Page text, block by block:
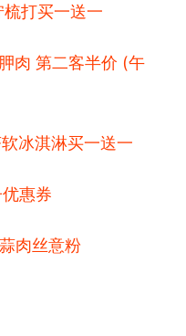
打买一送一
肉 第二客半价 (午
冰淇淋买一送一
惠券
肉丝意粉